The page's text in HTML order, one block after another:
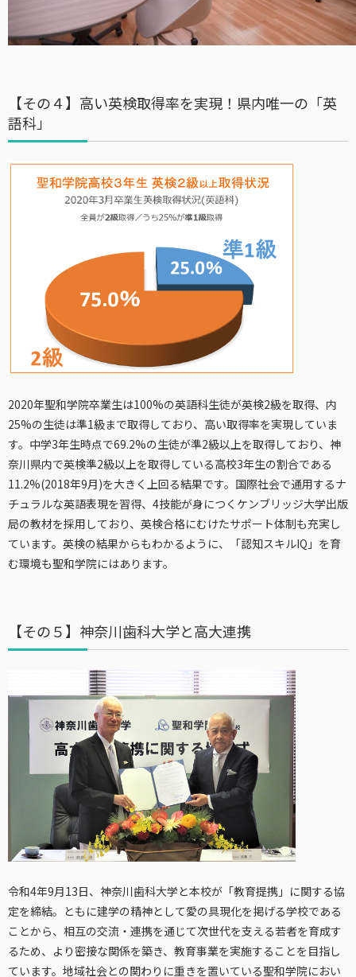
【その４】高い英検取得率を実現！県内唯一の「英
語科」
2020年聖和学院卒業生は100%の英語科生徒が英検2級を取得、内
25%の生徒は準1級まで取得しており、高い取得率を実現していま
す。中学3年生時点で69.2%の生徒が準2級以上を取得しており、神
奈川県内で英検準2級以上を取得している高校3年生の割合である
11.2%(2018年9月)を大きく上回る結果です。国際社会で通用するナ
チュラルな英語表現を習得、4技能が身につくケンブリッジ大学出版
局の教材を採用しており、英検合格にむけたサポート体制も充実し
ています。英検の結果からもわかるように、「認知スキルIQ」を育
む環境も聖和学院にはあります。
【その５】神奈川歯科大学と高大連携
令和4年9月13日、神奈川歯科大学と本校が「教育提携」に関する協
定を締結。ともに建学の精神として愛の具現化を掲げる学校である
ことから、相互の交流・連携を通じて次世代を支える若者を育成す
るため、より密接な関係を築き、教育事業を実施することを目指し
ています。地域社会との関わりに重きを置いている聖和学院におい